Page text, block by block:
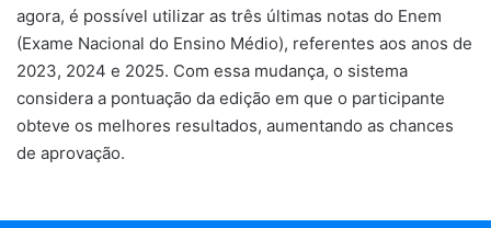
agora, é possível utilizar as três últimas notas do Enem
(Exame Nacional do Ensino Médio), referentes aos anos de
2023, 2024 e 2025. Com essa mudança, o sistema
considera a pontuação da edição em que o participante
obteve os melhores resultados, aumentando as chances
de aprovação.